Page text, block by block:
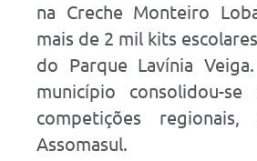
na Creche Monteiro
mais de 2 mil kits
do Parque Lavínia
município consolidou-
competições
Assomasul.